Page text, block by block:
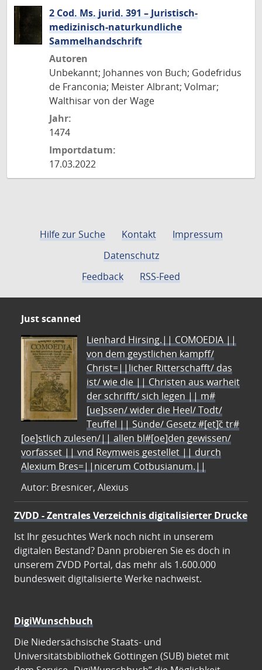
2 Cod. Ms. jurid. 391 – Juristisch-
medizinisch-naturkundliche
Sammelhandschrift
Autoren
Unbekannt; Johannes von Buch; Godefridus
de Franconia; Meister Albrant; Volmar;
Walthisar von der Wage
Jahr:
1474
Importdatum:
17.03.2022
Hilfe zur Suche Kontakt
Impressum
Datenschutz
Feedback
RSS-Feed
Just scanned
Lienhard Hirsing.|| COMOEDIA ||
von dem geystlichen kampff/
Christ=||licher Ritterschafft/ das
ist/ wie die || Christen aus warheit
der schrifft/ sich legen || m#
[ue]ssen/ wider die Heel/ Todt/
Teuffel || Sünde/ Gesetz #[et]c̃ tr#
[oe]stlich zulesen/|| allen bl#[oe]den gewissen/
vorfasset || vnd Reymweis gestellet || durch
Alexium Bres=||nicerum Cotbusianum.||
Autor: Bresnicer, Alexius
ZVDD - Zentrales Verzeichnis digitalisierter Drucke
Ist Ihr gesuchtes Werk noch nicht in unserem
digitalen Bestand? Dann probieren Sie es doch in
unserem ZVDD Portal, das mehr als 1.600.000
bundesweit digitalisierte Werke nachweist.
DigiWunschbuch
Die Niedersächsische Staats- und
Universitätsbibliothek Göttingen (SUB) bietet mit